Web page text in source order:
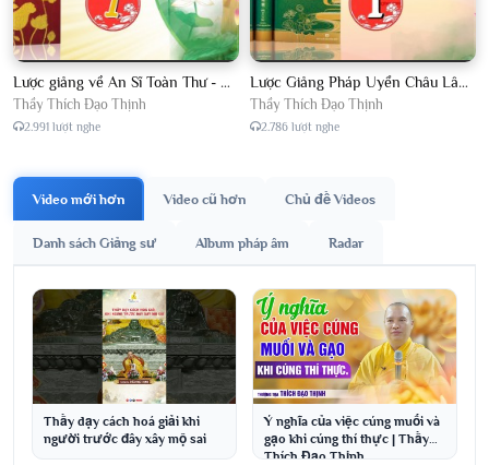
Lược giảng về An Sĩ Toàn Thư - Chủ giảng Đại Đức Thích Đạo Thịnh
Thầy Thích Đạo Thịnh
2.991 lượt nghe
Lược Giảng Pháp Uyển Châu Lâm, Chủ giảng Đại Đức Thích Đạo Thịnh
Thầy Thích Đạo Thịnh
2.786 lượt nghe
Video mới hơn Video cũ hơn Chủ đề Videos
Danh sách Giảng sư Album pháp âm Radar
Thầy dạy cách hoá giải khi
người trước đây xây mộ sai
Ý nghĩa của việc cúng muối và
gạo khi cúng thí thực | Thầy
Thích Đạo Thịnh